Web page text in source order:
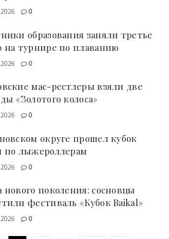
0
образования заняли третье
на турнире по плаванию
0
мас-рестлеры взяли две
«Золотого колоса»
0
округе прошел кубок
по лыжероллерам
0
нового поколения: сосновцы
фестиваль «Кубок Baikal»
0